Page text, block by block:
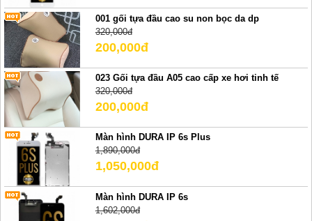
001 gối tựa đầu cao su non bọc da dp
320,000đ
200,000đ
023 Gối tựa đầu A05 cao cấp xe hơi tinh tế
320,000đ
200,000đ
Màn hình DURA IP 6s Plus
1,890,000đ
1,050,000đ
Màn hình DURA IP 6s
1,602,000đ